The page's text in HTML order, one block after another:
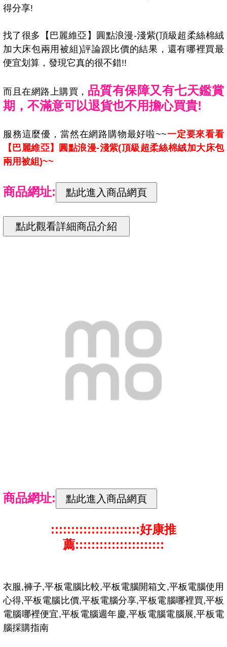
得分享!
找了很多【巴麗維亞】圓點浪漫-淺紫(頂級超柔絲棉絨
加大床包兩用被組)評論跟比價的結果，還有哪裡買最
便宜划算，發現它真的很不錯!!
而且在網路上購買， 品質有保障又有七天鑑賞
期，不滿意可以退貨也不用擔心買貴!
服務這麼優，當然在網路購物最好啦~~一定要來看看
【巴麗維亞】圓點浪漫-淺紫(頂級超柔絲棉絨加大床包
兩用被組)~~
商品網址:
商品網址:
::::::::::::::::::::::好康推
薦::::::::::::::::::::::
衣服,褲子,平板電腦比較,平板電腦開箱文,平板電腦使用
心得,平板電腦比價,平板電腦分享,平板電腦哪裡買,平板
電腦哪裡便宜,平板電腦週年慶,平板電腦電腦展,平板電
腦採購指南